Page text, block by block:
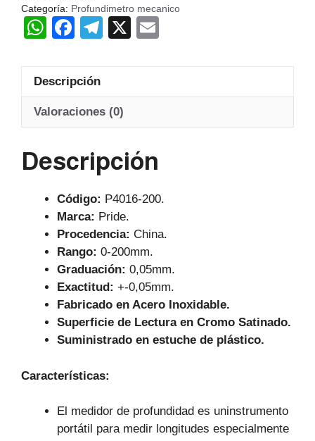
CH
cantidad
Categoría: Profundimetro mecanico
W
at
s
A
p
F
c
e
b
o
T
gr
a
X
Descripción
Valoraciones (0)
Descripción
Código: P4016-200.
Marca: Pride.
Procedencia: China.
Rango: 0-200mm.
Graduación: 0,05mm.
Exactitud: +-0,05mm.
Fabricado en Acero Inoxidable.
Superficie de Lectura en Cromo Satinado.
Suministrado en estuche de plástico.
Características:
El medidor de profundidad es uninstrumento
portátil para medir longitudes especialmente